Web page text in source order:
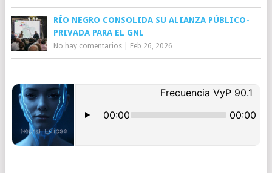
RÍO NEGRO CONSOLIDA SU ALIANZA PÚBLICO-
PRIVADA PARA EL GNL
No hay comentarios| Feb 26, 2026